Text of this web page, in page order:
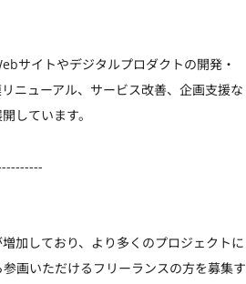
サイトやデジタルプロダクトの開発・
ニューアル、サービス改善、企画支援な
しています。
加しており、より多くのプロジェクトに
画いただけるフリーランスの方を募集す